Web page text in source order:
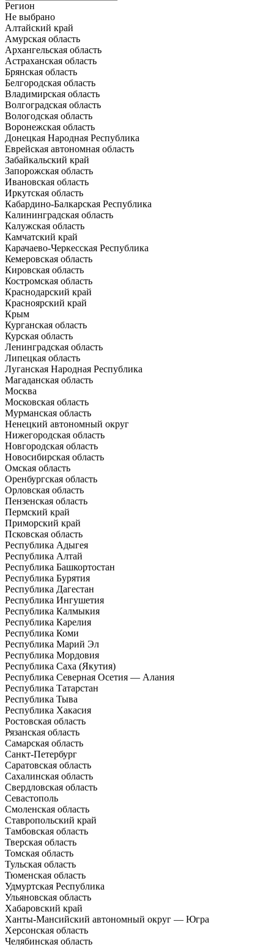
Регион
Не выбрано
Алтайский край
Амурская область
Архангельская область
Астраханская область
Брянская область
Белгородская область
Владимирская область
Волгоградская область
Вологодская область
Воронежская область
Донецкая Народная Республика
Еврейская автономная область
Забайкальский край
Запорожская область
Ивановская область
Иркутская область
Кабардино-Балкарская Республика
Калининградская область
Калужская область
Камчатский край
Карачаево-Черкесская Республика
Кемеровская область
Кировская область
Костромская область
Краснодарский край
Красноярский край
Крым
Курганская область
Курская область
Ленинградская область
Липецкая область
Луганская Народная Республика
Магаданская область
Москва
Московская область
Мурманская область
Ненецкий автономный округ
Нижегородская область
Новгородская область
Новосибирская область
Омская область
Оренбургская область
Орловская область
Пензенская область
Пермский край
Приморский край
Псковская область
Республика Адыгея
Республика Алтай
Республика Башкортостан
Республика Бурятия
Республика Дагестан
Республика Ингушетия
Республика Калмыкия
Республика Карелия
Республика Коми
Республика Марий Эл
Республика Мордовия
Республика Саха (Якутия)
Республика Северная Осетия — Алания
Республика Татарстан
Республика Тыва
Республика Хакасия
Ростовская область
Рязанская область
Самарская область
Санкт-Петербург
Саратовская область
Сахалинская область
Свердловская область
Севастополь
Смоленская область
Ставропольский край
Тамбовская область
Тверская область
Томская область
Тульская область
Тюменская область
Удмуртская Республика
Ульяновская область
Хабаровский край
Ханты-Мансийский автономный округ — Югра
Херсонская область
Челябинская область